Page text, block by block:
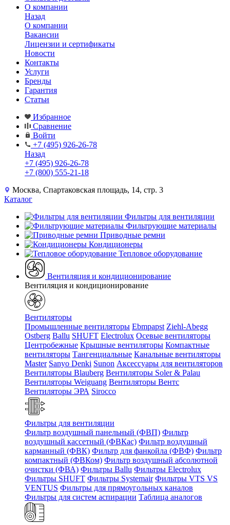
О компании
Назад
О компании
Вакансии
Лицензии и сертификаты
Новости
Контакты
Услуги
Бренды
Гарантия
Статьи
Избранное
Сравнение
Войти
+7 (495) 926-26-78
Назад
+7 (495) 926-26-78
+7 (800) 555-21-18
Москва, Спартаковская площадь, 14, стр. 3
Каталог
Фильтры для вентиляции
Фильтрующие материалы
Приводные ремни
Кондиционеры
Тепловое оборудование
Вентиляция и кондиционирование
Вентиляция и кондиционирование
Вентиляторы
Промышленные вентиляторы Ebmpapst Ziehl-Abegg
Ostberg Ballu SHUFT Electrolux Осевые вентиляторы
Центробежные Крышные вентиляторы Компактные
вентиляторы Тангенциальные Канальные вентиляторы
Master Sanyo Denki Sunon Аксессуары для вентиляторов
Вентиляторы Blauberg Вентиляторы Soler & Palau
Вентиляторы Weiguang Вентиляторы Вентс
Вентиляторы ЭРА Sirocco
Фильтры для вентиляции
Фильтр воздушный панельный (ФВП) Фильтр
воздушный кассетный (ФВКас) Фильтр воздушный
карманный (ФВК) Фильтр для фанкойла (ФВФ) Фильтр
компактный (ФВКом) Фильтр воздушный абсолютной
очистки (ФВА) Фильтры Ballu Фильтры Electrolux
Фильтры SHUFT Фильтры Systemair Фильтры VTS VS
VENTUS Фильтры для прямоугольных каналов
Фильтры для систем аспирации Таблица аналогов